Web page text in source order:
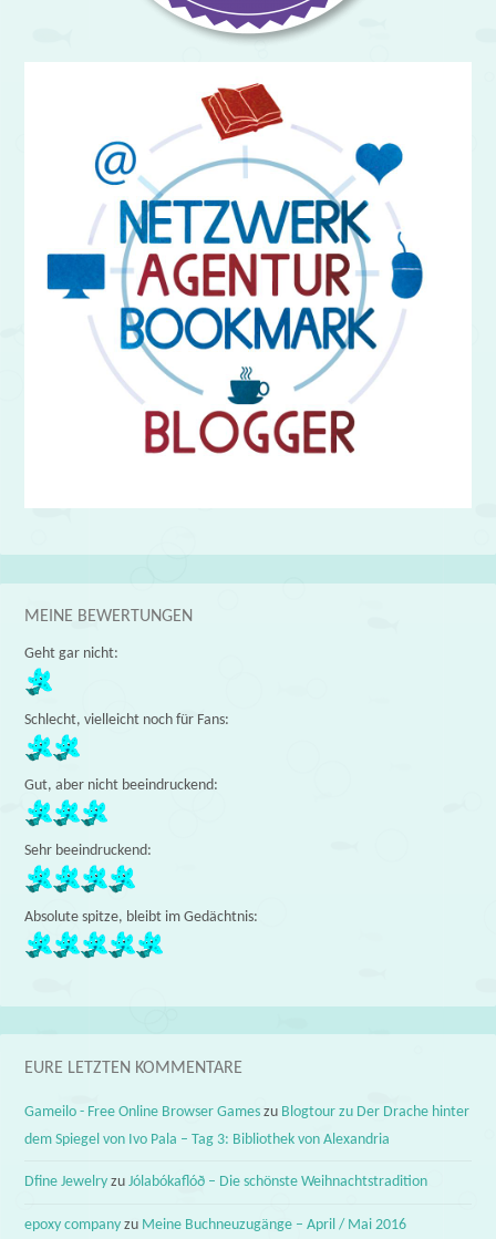
MEINE BEWERTUNGEN
Geht gar nicht:
Schlecht, vielleicht noch für Fans:
Gut, aber nicht beeindruckend:
Sehr beeindruckend:
Absolute spitze, bleibt im Gedächtnis:
EURE LETZTEN KOMMENTARE
Gameilo - Free Online Browser Games zu Blogtour zu Der Drache hinter
dem Spiegel von Ivo Pala – Tag 3: Bibliothek von Alexandria
Dfine Jewelry zuJólabókaflóð – Die schönste Weihnachtstradition
epoxy company zu Meine Buchneuzugänge – April / Mai 2016